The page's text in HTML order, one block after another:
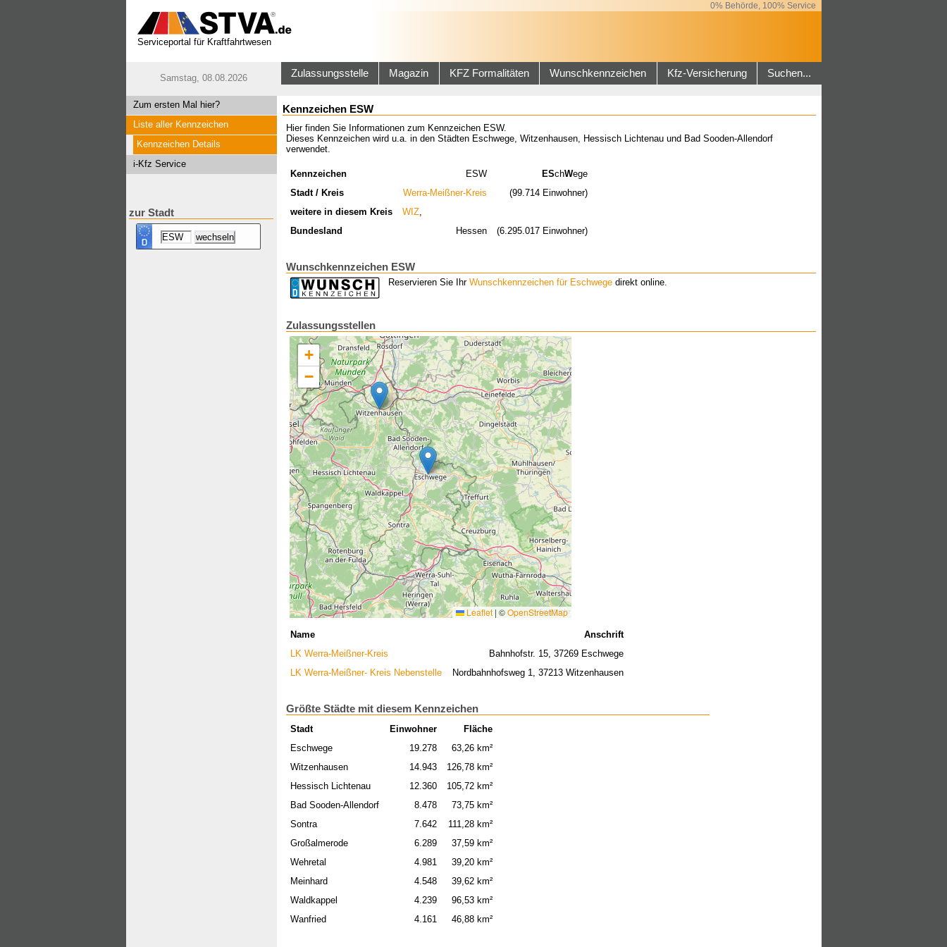
0% Behörde, 100% Service
Serviceportal für Kraftfahrtwesen
Samstag, 08.08.2026 Zulassungsstelle Magazin KFZ Formalitäten Wunschkennzeichen Kfz-Versicherung Suchen...
Zum ersten Mal hier?
Liste aller Kennzeichen
Kennzeichen Details
i-Kfz Service
zur Stadt
Kennzeichen ESW
Hier finden Sie Informationen zum Kennzeichen ESW.
Dieses Kennzeichen wird u.a. in den Städten Eschwege, Witzenhausen, Hessisch Lichtenau und Bad Sooden-Allendorf
verwendet.
Kennzeichen ESW ESchWege
Stadt / Kreis
Werra-Meißner-Kreis
(99.714 Einwohner)
weitere in diesem Kreis
WIZ
Bundesland
Hessen (6.295.017 Einwohner)
Wunschkennzeichen ESW
Reservieren Sie Ihr Wunschkennzeichen für Eschwegedirekt online.
Zulassungsstellen
+
−
Leaflet | ©OpenStreetMap
Name
Anschrift
LK Werra-Meißner-Kreis
Bahnhofstr. 15, 37269 Eschwege
LK Werra-Meißner- Kreis Nebenstelle
Nordbahnhofsweg 1, 37213 Witzenhausen
Größte Städte mit diesem Kennzeichen
Stadt Einwohner
Fläche
Eschwege
19.278
63,26 km²
Witzenhausen
14.943
126,78 km²
Hessisch Lichtenau
12.360
105,72 km²
Bad Sooden-Allendorf
8.478
73,75 km²
Sontra
7.642
111,28 km²
Großalmerode
6.289
37,59 km²
Wehretal
4.981
39,20 km²
Meinhard
4.548
39,62 km²
Waldkappel
4.239
96,53 km²
Wanfried
4.161 46,88 km²